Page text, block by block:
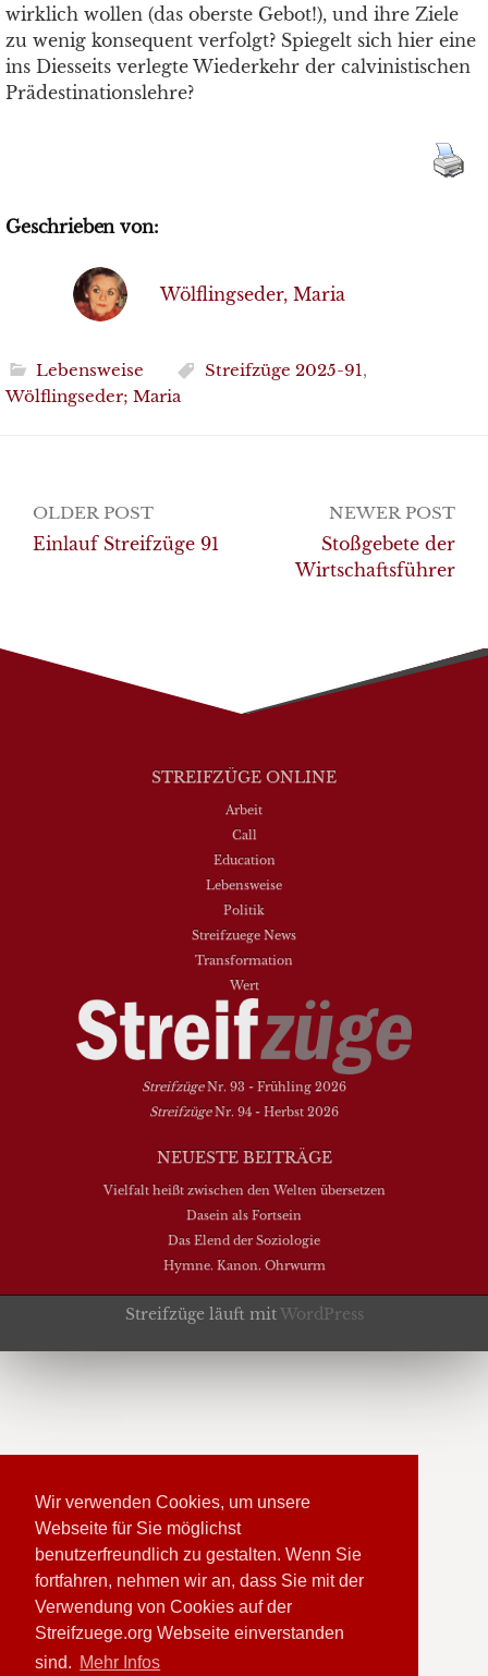
Wir verwenden Cookies, um unsere
Webseite für Sie möglichst
benutzerfreundlich zu gestalten. Wenn Sie
fortfahren, nehmen wir an, dass Sie mit der
Verwendung von Cookies auf der
Streifzuege.org Webseite einverstanden
sind. Mehr Infos
wirklich wollen (das oberste Gebot!), und ihre Ziele
zu wenig konsequent verfolgt? Spiegelt sich hier eine
ins Diesseits verlegte Wiederkehr der calvinistischen
Prädestinationslehre?
Geschrieben von:
Wölflingseder, Maria
Lebensweise Streifzüge 2025-91,
Wölflingseder; Maria
Post
navigation
OLDER POST
Einlauf Streifzüge 91
NEWER POST
Stoßgebete der
Wirtschaftsführer
STREIFZÜGE ONLINE
Arbeit
Call
Education
Lebensweise
Politik
Streifzuege News
Transformation
Wert
StreifzügeNr. 93 - Frühling 2026
StreifzügeNr. 94 - Herbst 2026
NEUESTE BEITRÄGE
Vielfalt heißt zwischen den Welten übersetzen
Dasein als Fortsein
Das Elend der Soziologie
Hymne. Kanon. Ohrwurm
Streifzüge läuft mitWordPress